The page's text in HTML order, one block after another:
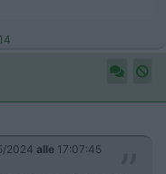
2024 alle 17:07:45